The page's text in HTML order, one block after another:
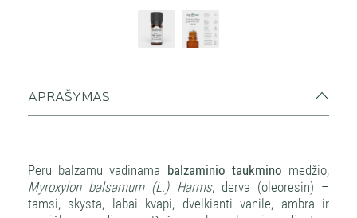
APRAŠYMAS
Peru balzamu vadinama balzaminio taukmino medžio,
Myroxylon balsamum (L.) Harms, derva (oleoresin) –
tamsi, skysta, labai kvapi, dvelkianti vanile, ambra ir